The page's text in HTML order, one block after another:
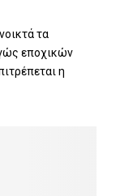
τα
εποχικών
η